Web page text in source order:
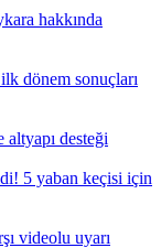
hakkında
dönem sonuçları
altyapı desteği
5 yaban keçisi için
videolu uyarı